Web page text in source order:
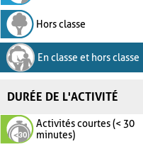
Hors classe
En classe et hors classe
DURÉE DE L'ACTIVITÉ
Activités courtes (< 30
minutes)